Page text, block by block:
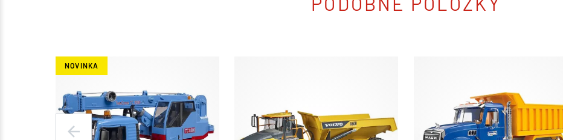
NOVINKA